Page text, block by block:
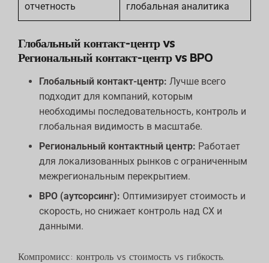
отчетность
глобальная аналитика
Глобальный контакт-центр vs
Региональный контакт-центр vs BPO
Глобальный контакт-центр: Лучше всего
подходит для компаний, которым
необходимы последовательность, контроль и
глобальная видимость в масштабе.
Региональный контактный центр: Работает
для локализованных рынков с ограниченным
межрегиональным перекрытием.
BPO (аутсорсинг): Оптимизирует стоимость и
скорость, но снижает контроль над CX и
данными.
Компромисс: контроль vs стоимость vs гибкость.